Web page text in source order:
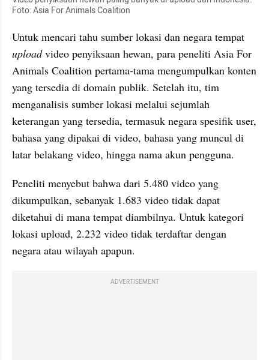
Foto: Asia For Animals Coalition
upload video penyiksaan hewan, para peneliti Asia For
Animals Coalition pertama-tama mengumpulkan konten
yang tersedia di domain publik. Setelah itu, tim
menganalisis sumber lokasi melalui sejumlah
keterangan yang tersedia, termasuk negara spesifik user,
bahasa yang dipakai di video, bahasa yang muncul di
latar belakang video, hingga nama akun pengguna.
Peneliti menyebut bahwa dari 5.480 video yang
dikumpulkan, sebanyak 1.683 video tidak dapat
diketahui di mana tempat diambilnya. Untuk kategori
lokasi upload, 2.232 video tidak terdaftar dengan
negara atau wilayah apapun.
ADVERTISEMENT